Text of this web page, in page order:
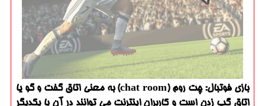
بازی فوتبال: چت روم (chat room) به معنی اتاق گفت و گو یا
اتاق گپ زدن است و كاربران اینترنت می توانند در آن با یكدیگر